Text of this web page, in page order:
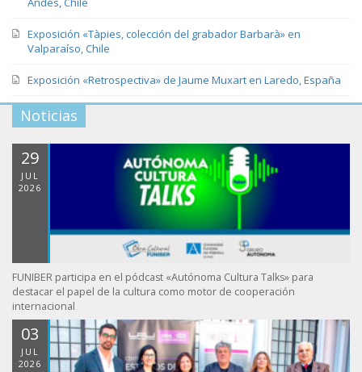
Exposición «Tàpies, colección del grabador Barbarà» en
Valparaíso, Chile
Exposición «Retrospectiva» de Jaume Muxart en Laredo, España
Noticias
29
JUL
2026
FUNIBER participa en el pódcast «Autónoma Cultura Talks» para
destacar el papel de la cultura como motor de cooperación
internacional
03
JUL
2026